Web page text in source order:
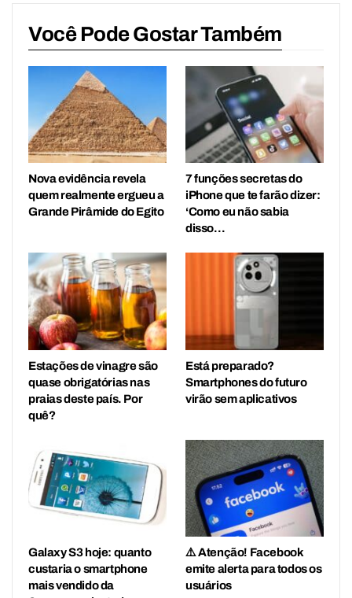
Você Pode Gostar Também
Nova evidência revela
quem realmente ergueu a
Grande Pirâmide do Egito
7 funções secretas do
iPhone que te farão dizer:
‘Como eu não sabia
disso…
Estações de vinagre são
quase obrigatórias nas
praias deste país. Por
quê?
Está preparado?
Smartphones do futuro
virão sem aplicativos
Galaxy S3 hoje: quanto
custaria o smartphone
mais vendido da
⚠️ Atenção! Facebook
emite alerta para todos os
usuários